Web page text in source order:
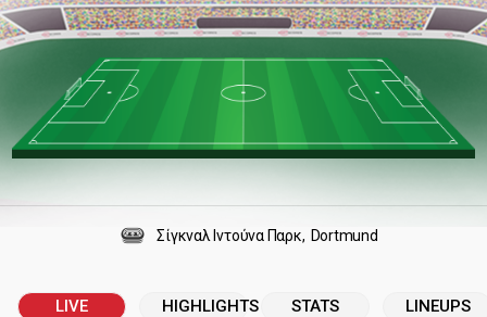
Σίγκναλ Ιντούνα Παρκ Dortmund
LIVE HIGHLIGHTS STATS LINEUPS